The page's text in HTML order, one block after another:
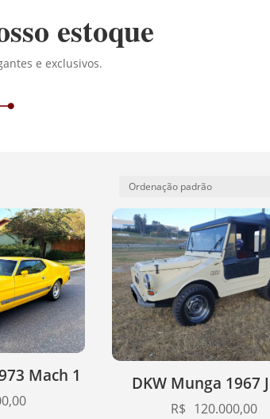
estoque
e exclusivos.
Mach 1 DKW Munga 1967
R$ 120.000,00